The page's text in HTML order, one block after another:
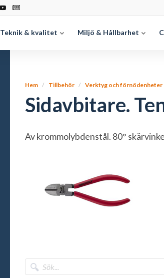
Teknik & kvalitet Miljö & Hållbarhet
Hem Tillbehör Verktyg och förnödenheter
Sidavbitare.
Av krommolybdenstål. 80°